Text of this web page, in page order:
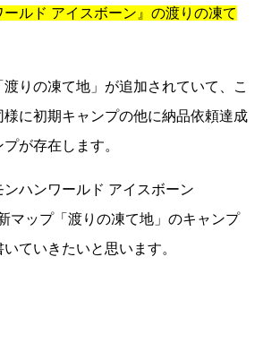
ールド アイスボーン』の渡りの凍て
りの凍て地」が追加されていて、こ
に初期キャンプの他に納品依頼達成
が存在します。
ハンワールド アイスボーン
マップ「渡りの凍て地」のキャンプ
ていきたいと思います。